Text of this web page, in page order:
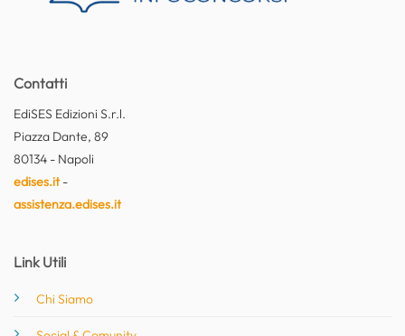
Contatti
EdiSES Edizioni S.r.l.
Piazza Dante, 89
80134 - Napoli
edises.it-
assistenza.edises.it
Link Utili
Chi Siamo